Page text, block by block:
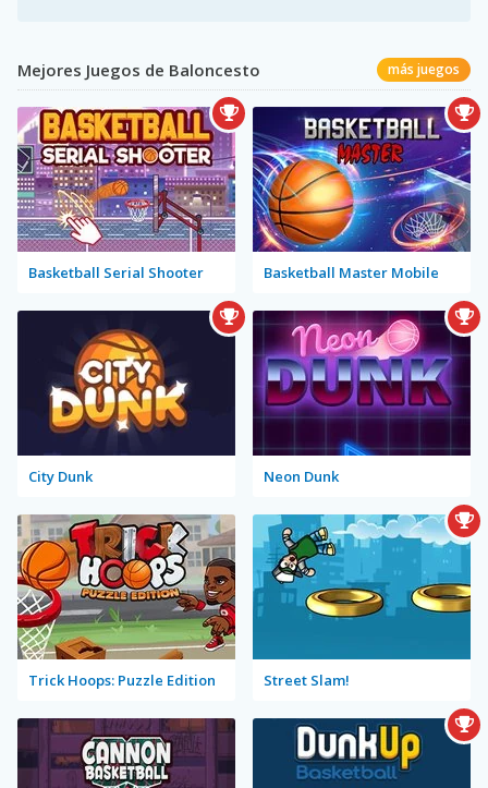
Mejores Juegos de Baloncesto más juegos
Basketball Serial Shooter Basketball Master Mobile
City Dunk Neon Dunk
Trick Hoops: Puzzle Edition Street Slam!